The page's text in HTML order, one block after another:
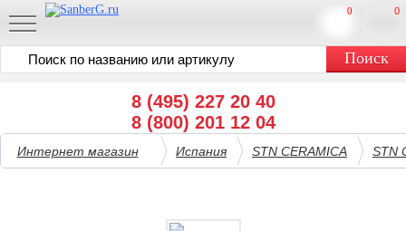
8 (495) 227 20 40
8 (800) 201 12 04
0
0
Интернет магазин Испания STN CERAMICA STN